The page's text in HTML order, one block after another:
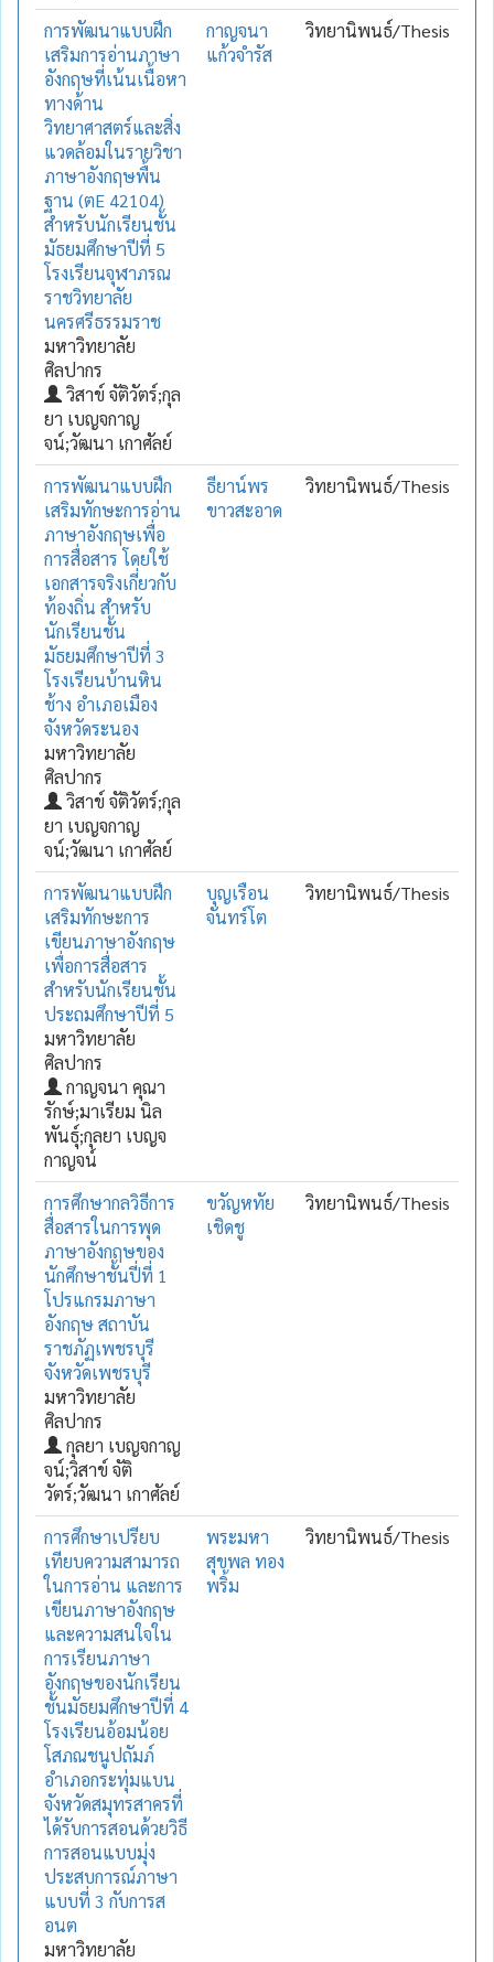
การพัฒนาแบบฝึก
เสริมการอ่านภาษา
อังกฤษที่เน้นเนื้อหา
ทางด้าน
วิทยาศาสตร์และสิ่ง
แวดล้อมในรายวิชา
ภาษาอังกฤษพื้น
ฐาน (ตE 42104)
สำหรับนักเรียนชั้น
มัธยมศึกษาปีที่ 5
โรงเรียนจุฬาภรณ
ราชวิทยาลัย
นครศรีธรรมราช
มหาวิทยาลัย
ศิลปากร
วิสาข์ จัติวัตร์;กุล
ยา เบญจกาญ
จน์;วัฒนา เกาศัลย์
กาญจนา
แก้วจำรัส
วิทยานิพนธ์/Thesis
การพัฒนาแบบฝึก
เสริมทักษะการอ่าน
ภาษาอังกฤษเพื่อ
การสื่อสาร โดยใช้
เอกสารจริงเกี่ยวกับ
ท้องถิ่น สำหรับ
นักเรียนชั้น
มัธยมศึกษาปีที่ 3
โรงเรียนบ้านหิน
ช้าง อำเภอเมือง
จังหวัดระนอง
มหาวิทยาลัย
ศิลปากร
วิสาข์ จัติวัตร์;กุล
ยา เบญจกาญ
จน์;วัฒนา เกาศัลย์
ธียาน์พร
ขาวสะอาด
วิทยานิพนธ์/Thesis
การพัฒนาแบบฝึก
เสริมทักษะการ
เขียนภาษาอังกฤษ
เพื่อการสื่อสาร
สำหรับนักเรียนชั้น
ประถมศึกษาปีที่ 5
มหาวิทยาลัย
ศิลปากร
กาญจนา คุณา
รักษ์;มาเรียม นิล
พันธุ์;กุลยา เบญจ
กาญจน์
บุญเรือน
จันทร์โต
วิทยานิพนธ์/Thesis
การศึกษากลวิธีการ
สื่อสารในการพุด
ภาษาอังกฤษของ
นักศึกษาชั้นปี่ที่ 1
โปรแกรมภาษา
อังกฤษ สถาบัน
ราชภัฏเพชรบุรี
จังหวัดเพชรบุรี
มหาวิทยาลัย
ศิลปากร
กุลยา เบญจกาญ
จน์;วิสาข์ จัติ
วัตร์;วัฒนา เกาศัลย์
ขวัญหทัย
เชิดชู
วิทยานิพนธ์/Thesis
การศึกษาเปรียบ
เทียบความสามารถ
ในการอ่าน และการ
เขียนภาษาอังกฤษ
และความสนใจใน
การเรียนภาษา
อังกฤษของนักเรียน
ชั้นมัธยมศึกษาปีที่ 4
โรงเรียนอ้อมน้อย
โสภณชนูปถัมภ์
อำเภอกระทุ่มแบน
จังหวัดสมุทรสาครที่
ได้รับการสอนด้วยวิธี
การสอนแบบมุ่ง
ประสบการณ์ภาษา
แบบที่ 3 กับการส
อนต
มหาวิทยาลัย
พระมหา
สุขพล ทอง
พริ้ม
วิทยานิพนธ์/Thesis